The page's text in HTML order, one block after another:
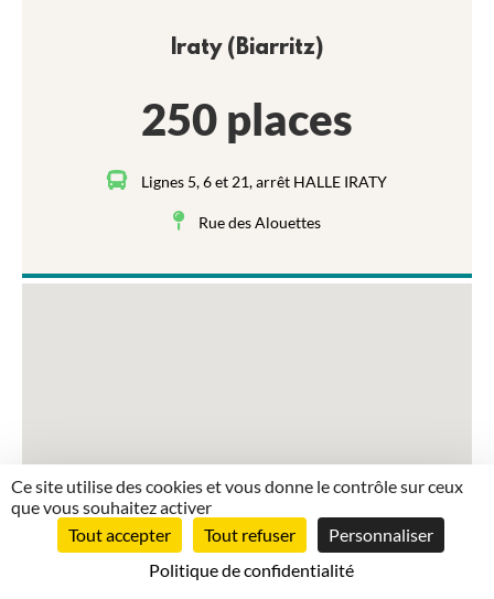
Ce site utilise des cookies et vous donne le contrôle sur ceux
que vous souhaitez activer
Tout accepter
Tout refuser
Personnaliser
Politique de confidentialité
Iraty (Biarritz)
250 places
Lignes 5, 6 et 21, arrêt HALLE IRATY
Rue des Alouettes